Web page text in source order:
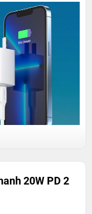
Jsaux - Diện
dừng lại ở
20W PD 2